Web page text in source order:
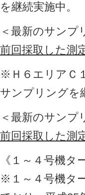
を継続実施中。
＜最新のサンプ
前回採取した測
※Ｈ６エリアＣ
サンプリングを
＜最新のサンプ
前回採取した測
《１～４号機タ
※１～４号機タ